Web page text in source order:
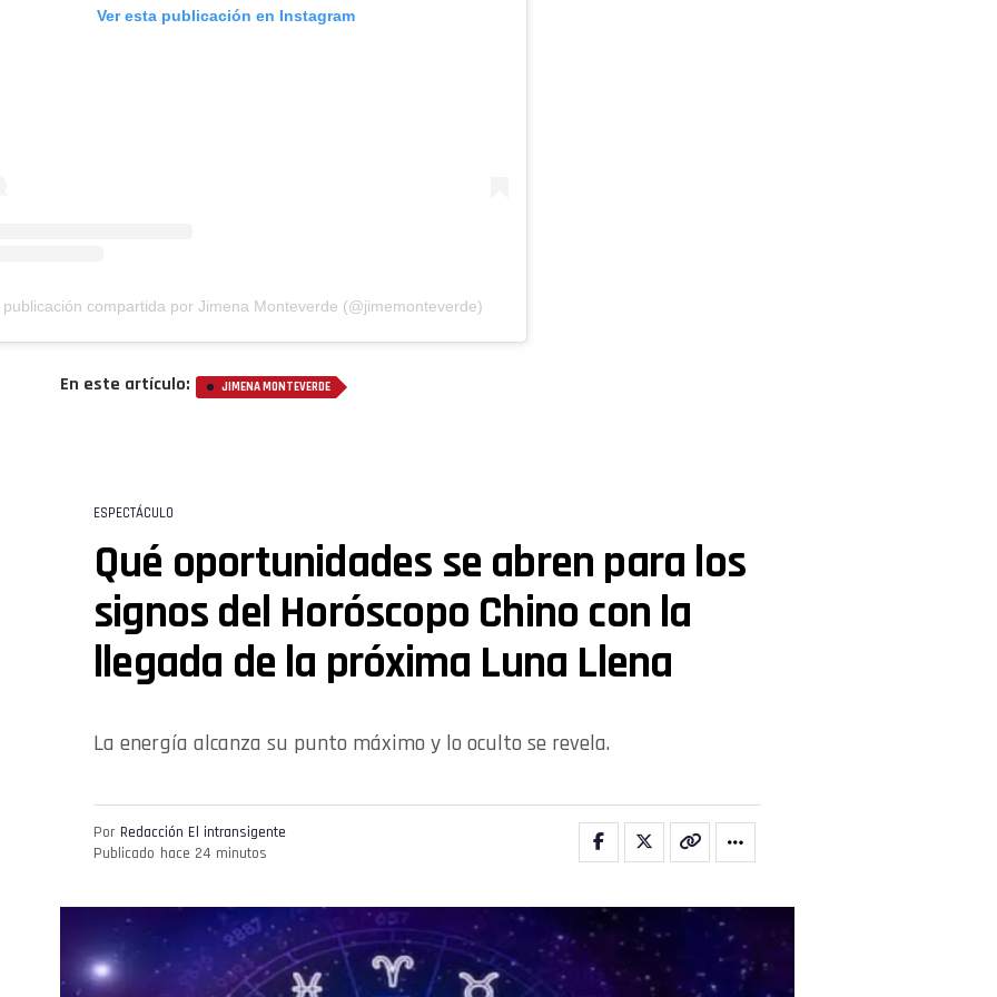
Ver esta publicación en Instagram
compartida por Jimena Monteverde (@jimemonteverde)
En este artículo: JIMENA MONTEVERDE
ESPECTÁCULO
Qué oportunidades se abren para los
signos del Horóscopo Chino con la
llegada de la próxima Luna Llena
La energía alcanza su punto máximo y lo oculto se revela.
Por Redacción El intransigente
Publicado hace 24 minutos